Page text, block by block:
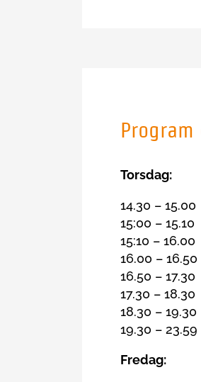
Torsdag:
14.30 –
15:00 –
15:10 –
16.00 –
16.50 –
17.30 –
18.30 –
19.30 –